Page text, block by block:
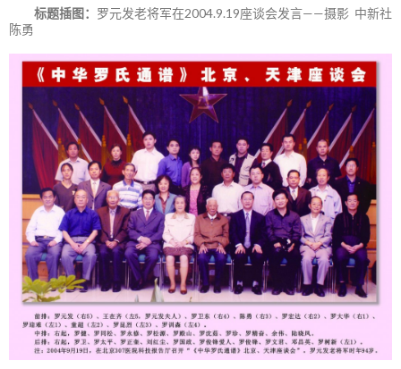
标题插图： 罗元发老将军在2004.9.19座谈会发言——摄影 中新社
陈勇